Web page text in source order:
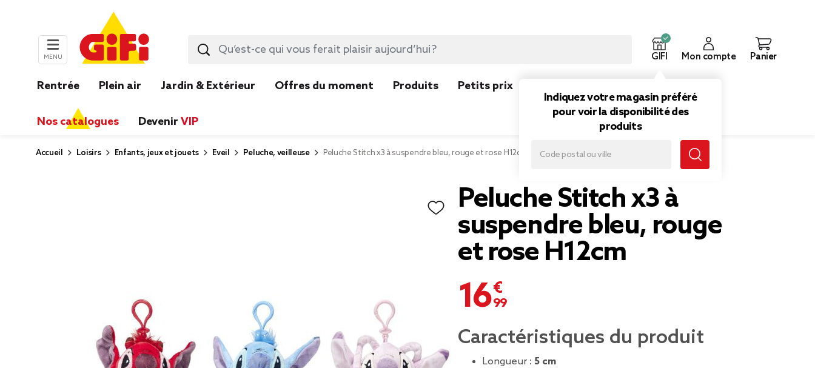
MENU GIFI
Indiquez votre magasin préféré
pour voir la disponibilité des
produits
Mon compte Panier
Rentrée Plein air Jardin & Extérieur Offres du moment Produits Petits prix
Nos catalogues Devenir VIP
Accueil Loisirs Enfants, jeux et jouets Eveil Peluche, veilleuse Peluche Stitch x3 à suspendre bleu, rouge et rose H12cm
Peluche Stitch x3 à
suspendre bleu, rouge
et rose H12cm
16,99 €
Caractéristiques du produit
Longueur : 5 cm